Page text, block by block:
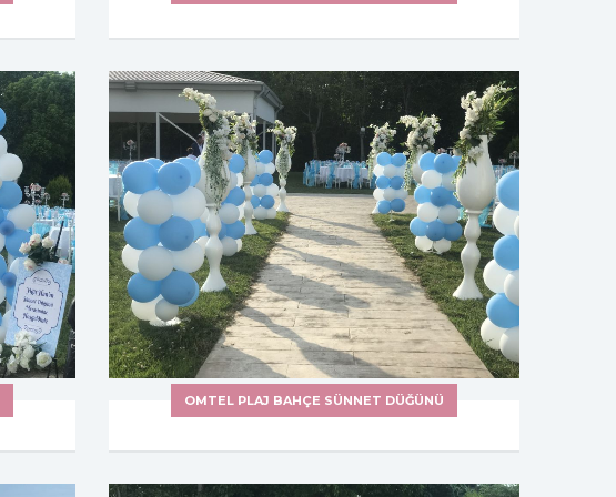
OMTEL PLAJ BAHÇE SÜNNET DÜĞÜNÜ